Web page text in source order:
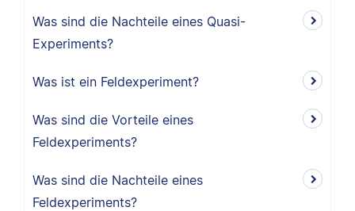
Was sind die Nachteile eines Quasi-
Experiments?
Was ist ein Feldexperiment?
Was sind die Vorteile eines
Feldexperiments?
Was sind die Nachteile eines
Feldexperiments?